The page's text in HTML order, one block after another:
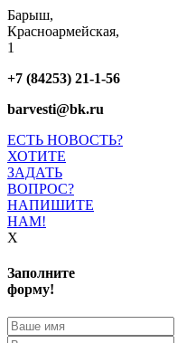
Барыш,
Красноармейская,
1
+7 (84253) 21-1-56
barvesti@bk.ru
ЕСТЬ НОВОСТЬ?
ХОТИТЕ
ЗАДАТЬ
ВОПРОС?
НАПИШИТЕ
НАМ!
X
Заполните
форму!